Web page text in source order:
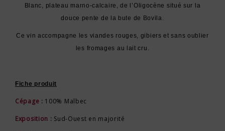
Blanc, plateau marno-calcaire, de l’Oligocène situé sur la
douce pente de la bute de Bovila.
Ce vin accompagne les viandes rouges, gibiers et sans oublier
les fromages au lait cru.
Fiche produit
Cépage : 100% Malbec
Exposition : Sud-Ouest en majorité